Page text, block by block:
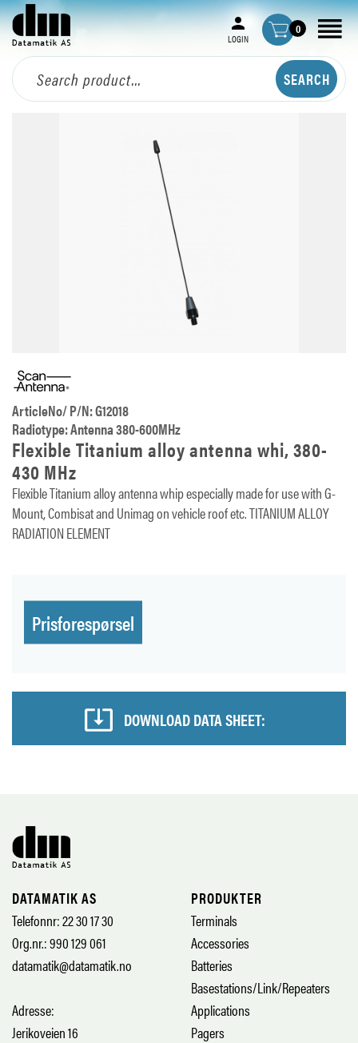
LOGIN
0
ArticleNo/ P/N: G12018
Radiotype: Antenna 380-600MHz
Flexible Titanium alloy antenna whi, 380-
430 MHz
Flexible Titanium alloy antenna whip especially made for use with G-
Mount, Combisat and Unimag on vehicle roof etc. TITANIUM ALLOY
RADIATION ELEMENT
Prisforespørsel
DOWNLOAD DATA SHEET:
DATAMATIK AS
Telefonnr: 22 30 17 30
Org.nr.: 990 129 061
datamatik@datamatik.no
Adresse:
Jerikoveien 16
PRODUKTER
Terminals
Accessories
Batteries
Basestations/Link/Repeaters
Applications
Pagers